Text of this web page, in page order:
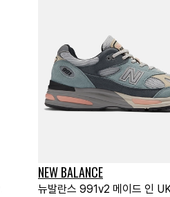
NEW BALANCE
뉴발란스 991v2 메이드 인